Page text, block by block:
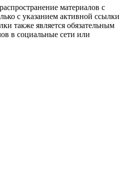
материалов с
с указанием активной ссылки
также является обязательным
в социальные сети или